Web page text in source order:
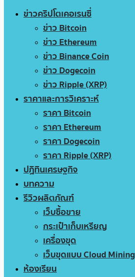
ข่าวคริปโตเคอเรนซี่
ข่าว Bitcoin
ข่าว Ethereum
ข่าว Binance Coin
ข่าว Dogecoin
ข่าว Ripple (XRP)
ราคาและการวิเคราะห์
ราคา Bitcoin
ราคา Ethereum
ราคา Dogecoin
ราคา Ripple (XRP)
ปฏิทินเศรษฐกิจ
บทความ
รีวิวผลิตภัณฑ์
เว็บซื้อขาย
กระเป๋าเก็บเหรียญ
เครื่องขุด
เว็บขุดแบบ Cloud Mining
ห้องเรียน